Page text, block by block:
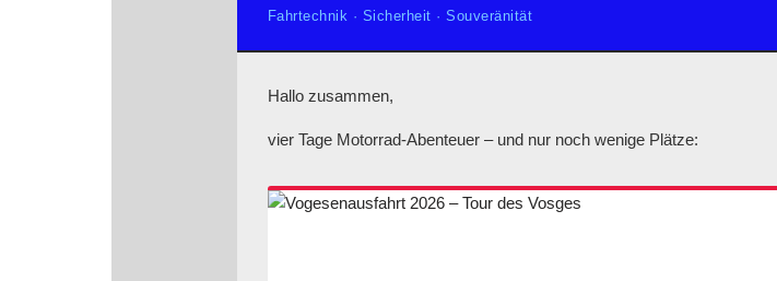
Fahrtechnik · Sicherheit · Souveränität
Hallo zusammen,
vier Tage Motorrad-Abenteuer – und nur noch wenige Plätze: